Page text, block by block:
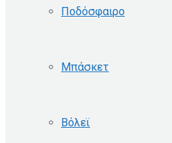
Ποδόσφαιρο
Μπάσκετ
Βόλεϊ